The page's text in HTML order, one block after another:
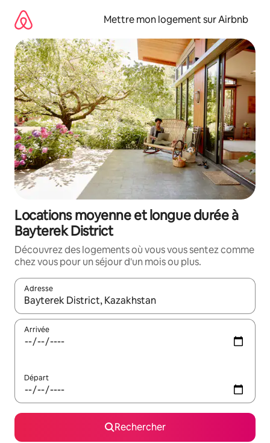
directement
contenu
Mettre mon logement sur Airbnb
Locations moyenne et longue durée à
Bayterek District
Découvrez des logements où vous vous sentez comme
chez vous pour un séjour d'un mois ou plus.
Adresse
Lorsque les résultats s'affichent, utilisez les flèches vers le
Arrivée
Départ
Rechercher